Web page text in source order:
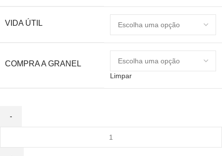
VIDA ÚTIL
COMPRA A GRANEL
Limpar